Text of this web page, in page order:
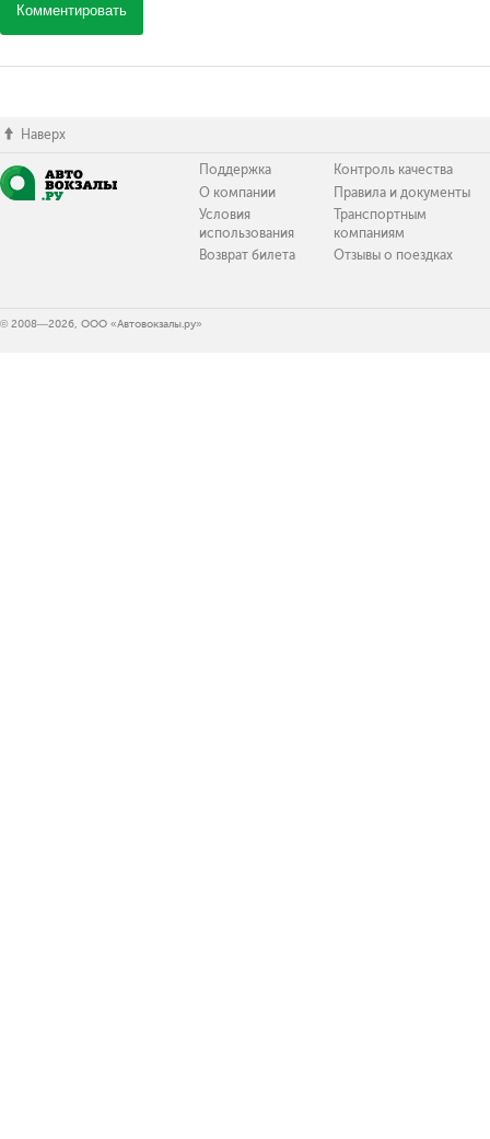
Комментировать
Наверх
Поддержка
О компании
Условия
использования
Возврат билета
Контроль качества
Правила и документы
Транспортным
компаниям
Отзывы о поездках
© 2008—2026, ООО «Автовокзалы.ру»